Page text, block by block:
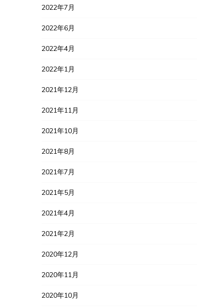
2022年7月
2022年6月
2022年4月
2022年1月
2021年12月
2021年11月
2021年10月
2021年8月
2021年7月
2021年5月
2021年4月
2021年2月
2020年12月
2020年11月
2020年10月